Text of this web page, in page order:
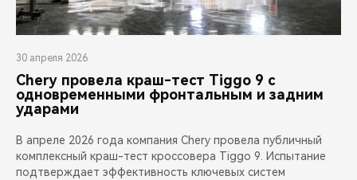
30 апреля 2026
Chery провела краш-тест Tiggo 9 с
одновременными фронтальным и задним
ударами
В апреле 2026 года компания Chery провела публичный
комплексный краш-тест кроссовера Tiggo 9. Испытание
подтверждает эффективность ключевых систем